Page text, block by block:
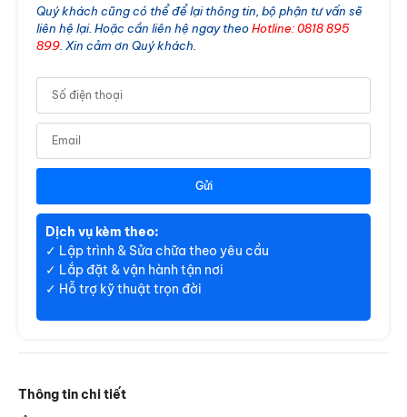
Quý khách cũng có thể để lại thông tin, bộ phận tư vấn sẽ
liên hệ lại. Hoặc cần liên hệ ngay theoHotline: 0818 895
899. Xin cảm ơn Quý khách.
Gửi
Dịch vụ kèm theo:
✓ Lập trình & Sửa chữa theo yêu cầu
✓ Lắp đặt & vận hành tận nơi
✓ Hỗ trợ kỹ thuật trọn đời
Thông tin chi tiết
TPR/SSR/SMPS Hanyoung
Bộ điều khiển Hanyoung